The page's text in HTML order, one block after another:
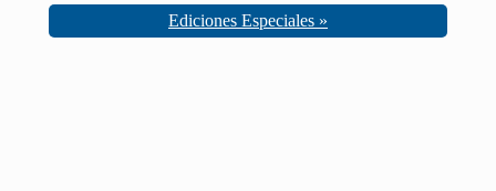
Ediciones Especiales »